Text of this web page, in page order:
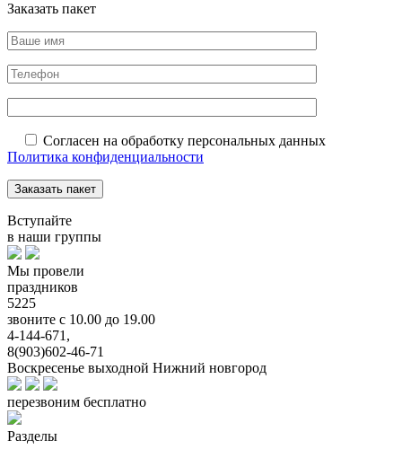
Заказать пакет
Согласен на обработку персональных данных
Политика конфиденциальности
Вступайте
в наши группы
Мы провели
праздников
5225
звоните с 10.00 до 19.00
4-144-671,
8(903)602-46-71
Воскресенье выходной Нижний новгород
перезвоним бесплатно
Разделы